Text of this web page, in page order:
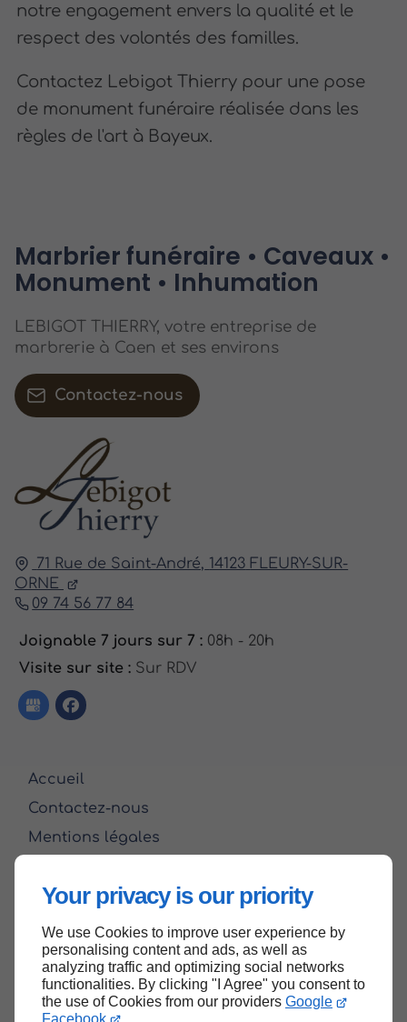
Your privacy is our priority
We use Cookies to improve user experience by
personalising content and ads, as well as
analyzing traffic and optimizing social networks
functionalities. By clicking "I Agree" you consent to
the use of Cookies from our providers Google
Facebook
notre engagement envers la qualité et le
respect des volontés des familles.
Contactez Lebigot Thierry pour une pose
de monument funéraire réalisée dans les
règles de l'art à Bayeux.
71 Rue de Saint-André, 14123 FLEURY-SUR-
ORNE
09 74 56 77 84
Joignable 7 jours sur 7 : 08h - 20h
Visite sur site : Sur RDV
Accueil
Contactez-nous
Mentions légales
Marbrier funéraire • Caveaux •
Monument • Inhumation
LEBIGOT THIERRY, votre entreprise de
marbrerie à Caen et ses environs
Contactez-nous
Haut de page